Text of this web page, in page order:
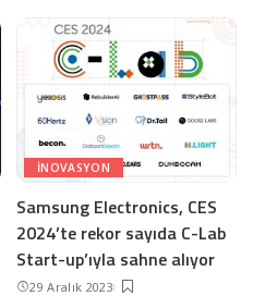
INOVASYON
Samsung Electronics, CES
2024’te rekor sayıda C-Lab
Start-up’ıyla sahne alıyor
29 Aralık 2023